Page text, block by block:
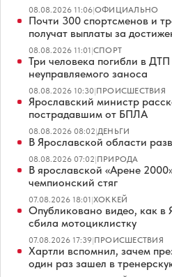
08.08.2026 11:06|ОФИЦИАЛЬНО
Почти 300 спортсменов и
получат выплаты за
08.08.2026 11:01|СПОРТ
Три человека погибли в
неуправляемого заноса
08.08.2026 10:30|ПРОИСШЕСТВИЯ
Ярославский министр
пострадавшим от БПЛА
08.08.2026 08:02|ДЕНЬГИ
В Ярославской области
08.08.2026 07:02|ПРИРОДА
В ярославской «Арене
чемпионский стяг
07.08.2026 18:01|ХОККЕЙ
Опубликовано видео, как в
сбила мотоциклистку
07.08.2026 17:39|ПРОИСШЕСТВИЯ
Хартли вспомнил, зачем
один раз зашел в